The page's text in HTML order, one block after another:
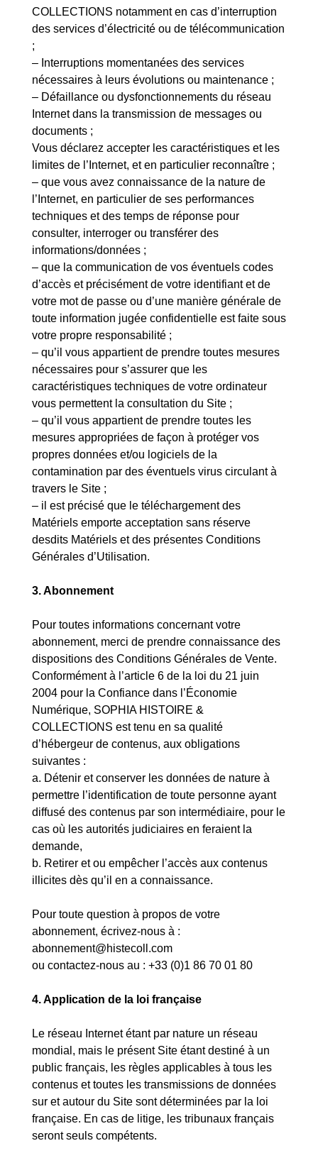
COLLECTIONS notamment en cas d’interruption
des services d’électricité ou de télécommunication
;
– Interruptions momentanées des services
nécessaires à leurs évolutions ou maintenance ;
– Défaillance ou dysfonctionnements du réseau
Internet dans la transmission de messages ou
documents ;
Vous déclarez accepter les caractéristiques et les
limites de l’Internet, et en particulier reconnaître ;
– que vous avez connaissance de la nature de
l’Internet, en particulier de ses performances
techniques et des temps de réponse pour
consulter, interroger ou transférer des
informations/données ;
– que la communication de vos éventuels codes
d’accès et précisément de votre identifiant et de
votre mot de passe ou d’une manière générale de
toute information jugée confidentielle est faite sous
votre propre responsabilité ;
– qu’il vous appartient de prendre toutes mesures
nécessaires pour s’assurer que les
caractéristiques techniques de votre ordinateur
vous permettent la consultation du Site ;
– qu’il vous appartient de prendre toutes les
mesures appropriées de façon à protéger vos
propres données et/ou logiciels de la
contamination par des éventuels virus circulant à
travers le Site ;
– il est précisé que le téléchargement des
Matériels emporte acceptation sans réserve
desdits Matériels et des présentes Conditions
Générales d’Utilisation.
3. Abonnement
Pour toutes informations concernant votre
abonnement, merci de prendre connaissance des
dispositions des Conditions Générales de Vente.
Conformément à l’article 6 de la loi du 21 juin
2004 pour la Confiance dans l’Économie
Numérique, SOPHIA HISTOIRE &
COLLECTIONS est tenu en sa qualité
d’hébergeur de contenus, aux obligations
suivantes :
a. Détenir et conserver les données de nature à
permettre l’identification de toute personne ayant
diffusé des contenus par son intermédiaire, pour le
cas où les autorités judiciaires en feraient la
demande,
b. Retirer et ou empêcher l’accès aux contenus
illicites dès qu’il en a connaissance.
Pour toute question à propos de votre
abonnement, écrivez-nous à :
abonnement@histecoll.com
ou contactez-nous au : +33 (0)1 86 70 01 80
4. Application de la loi française
Le réseau Internet étant par nature un réseau
mondial, mais le présent Site étant destiné à un
public français, les règles applicables à tous les
contenus et toutes les transmissions de données
sur et autour du Site sont déterminées par la loi
française. En cas de litige, les tribunaux français
seront seuls compétents.